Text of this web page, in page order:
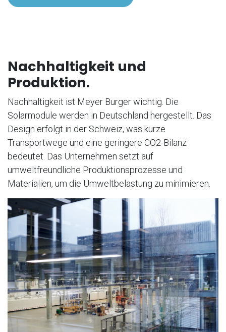
Nachhaltigkeit und
Produktion.
Nachhaltigkeit ist Meyer Burger wichtig. Die
Solarmodule werden in Deutschland hergestellt. Das
Design erfolgt in der Schweiz, was kurze
Transportwege und eine geringere CO2-Bilanz
bedeutet. Das Unternehmen setzt auf
umweltfreundliche Produktionsprozesse und
Materialien, um die Umweltbelastung zu minimieren.